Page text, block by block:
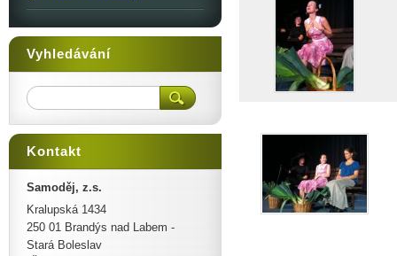
Vyhledávání
Kontakt
Samoděj, z.s.
Kralupská 1434
250 01 Brandýs nad Labem -
Stará Boleslav